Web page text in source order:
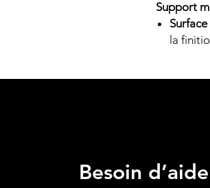
Support
la
Besoin